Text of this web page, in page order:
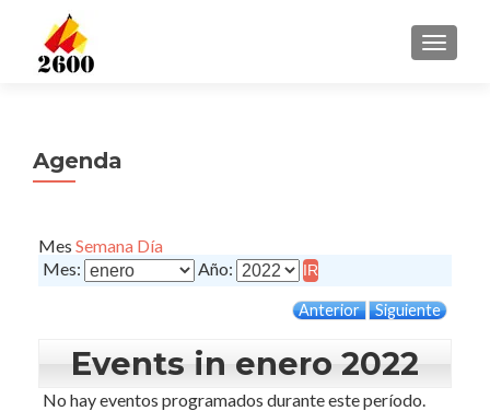
Agenda
Mes Semana Día
Mes:
Año:
Anterior Siguiente
Events in enero 2022
No hay eventos programados durante este período.